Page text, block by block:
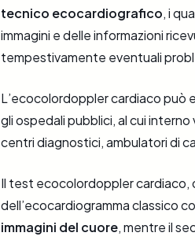
tecnico ecocardiografico, i
immagini e delle informazioni
tempestivamente eventuali
L’ecocolordoppler cardiaco può
gli ospedali pubblici, al cui
centri diagnostici, ambulatori di
Il test ecocolordoppler cardiaco,
dell’ecocardiogramma classico
immagini del cuore, mentre il